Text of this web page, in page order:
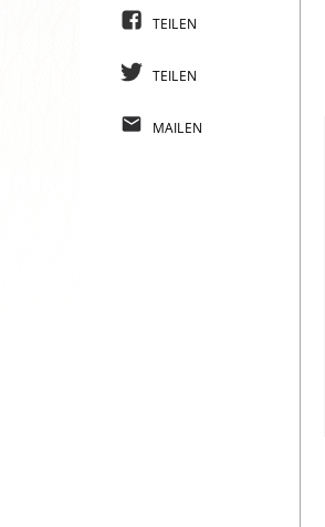
TEILEN
TEILEN
MAILEN